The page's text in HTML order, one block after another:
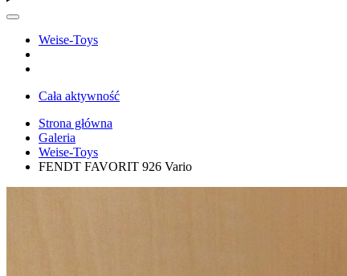
Weise-Toys
Cała aktywność
Strona główna
Galeria
Weise-Toys
FENDT FAVORIT 926 Vario